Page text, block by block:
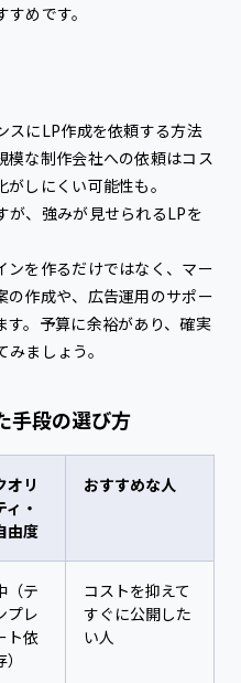
めです。
スにLP作成を依頼する方法
模な制作会社への依頼はコス
しにくい可能性も。
が、強みが見せられるLPを
ンを作るだけではなく、マー
の作成や、広告運用のサポー
す。予算に余裕があり、確実
ましょう。
手段の選び方
オリ
ィ・
由度
おすすめな人
（テ
プレ
ト依
コストを抑えて
すぐに公開した
い人